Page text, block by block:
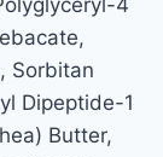
4
Sorbitan
Dipeptide-1
Butter,